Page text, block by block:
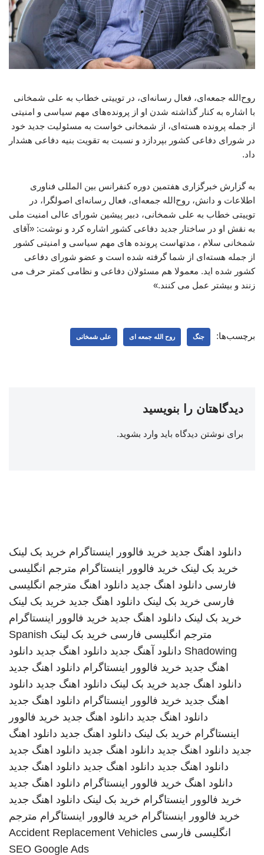
روح‌الله جمعه‌ای، فعال رسانه‌ای، در توییتی خطاب به علی شمخانی
با اشاره به کنار گذاشته شدن او از پرونده‌های مهم سیاسی و امنیتی
از جمله پرونده هسته‌ای، از شمخانی خواست به مسئولیت جدید خود
در شورای دفاعی کشور بپردازد و نسبت به تقویت بنیه دفاعی هشدار
داد.
به گزارش خبرگزاری هفتمین دوره کنفرانس بین المللی فناوری
اطلاعات و دانش، روح‌الله جمعه‌ای، فعال رسانه‌ای اصولگرا، در
توییتی خطاب به علی شمخانی، دبیر پیشین شورای عالی امنیت ملی
به نقش او در ساختار جدید دفاعی کشور اشاره کرد و نوشت: «آقای
شمخانی سلام ، مدتهاست پرونده های مهم سیاسی و امنیتی کشور
از جمله هسته‌ای از شما گرفته شده است و عضو شورای دفاعی
کشور شده اید. معمولا هم مسئولان دفاعی و نظامی کمتر حرف می
زنند و بیشتر عمل می کنند.»
برچسب‌ها: جنگ روح الله جمعه ای علی شمخانی
دیدگاهتان را بنویسید
برای نوشتن دیدگاه باید وارد بشوید.
دانلود اهنگ جدید خرید فالوور اینستاگرام خرید بک لینک
خرید بک لینک خرید فالوور اینستاگرام مترجم انگلیسی
فارسی دانلود اهنگ جدید دانلود اهنگ مترجم انگلیسی
فارسی خرید بک لینک دانلود اهنگ جدید خرید بک لینک
خرید بک لینک دانلود اهنگ جدید خرید فالوور اینستاگرام
مترجم انگلیسی فارسی خرید بک لینک Spanish
Shadowing دانلود آهنگ جدید دانلود اهنگ جدید دانلود
اهنگ جدید خرید فالوور اینستاگرام دانلود اهنگ جدید
دانلود اهنگ جدید خرید بک لینک دانلود اهنگ جدید دانلود
اهنگ جدید خرید فالوور اینستاگرام دانلود اهنگ جدید
دانلود اهنگ جدید دانلود اهنگ جدید خرید فالوور
اینستاگرام خرید بک لینک دانلود اهنگ جدید دانلود اهنگ
جدید دانلود اهنگ جدید دانلود اهنگ جدید دانلود اهنگ جدید
دانلود اهنگ جدید دانلود اهنگ جدید دانلود اهنگ جدید
دانلود اهنگ خرید فالوور اینستاگرام دانلود اهنگ جدید
خرید فالوور اینستاگرام خرید بک لینک دانلود اهنگ جدید
خرید فالوور اینستاگرام خرید فالوور اینستاگرام مترجم
انگلیسی فارسی Accident Replacement Vehicles
SEO Google Ads